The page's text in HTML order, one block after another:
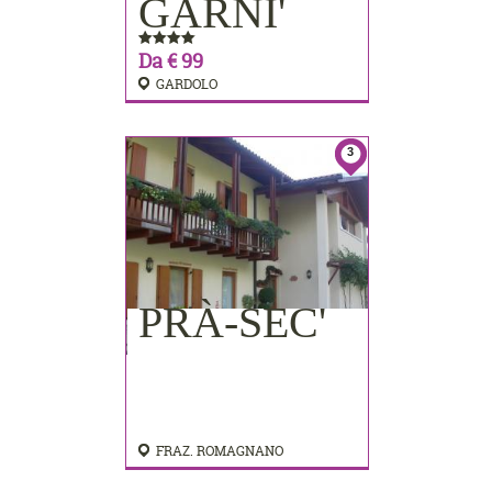
GARNI'
Da € 99
GARDOLO
3
PRÀ-SEC'
FRAZ. ROMAGNANO